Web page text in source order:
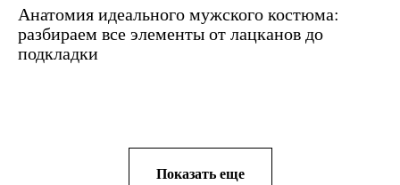
Анатомия идеального мужского костюма:
разбираем все элементы от лацканов до
подкладки
Показать еще